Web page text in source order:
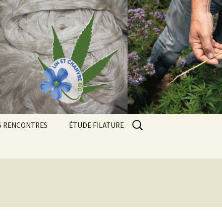
Résultats des essais 2023
RENCONTRES ÉTUDE FILATURE
Rechercher :